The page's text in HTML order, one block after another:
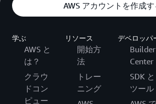
AWS アカウントを作成す
学ぶ
AWS と
は？
クラウ
ドコン
ピュー
リソース
開始方
法
トレー
ニング
デベロッパ
Builder
Center
SDK と
ツール